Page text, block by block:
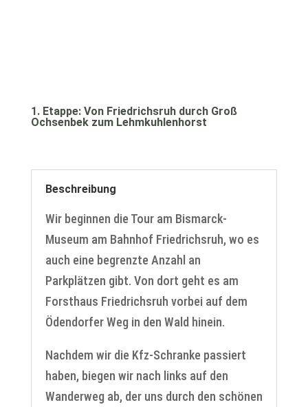
1. Etappe: Von Friedrichsruh durch Groß
Ochsenbek zum Lehmkuhlenhorst
Beschreibung
Wir beginnen die Tour am Bismarck-
Museum am Bahnhof Friedrichsruh, wo es
auch eine begrenzte Anzahl an
Parkplätzen gibt. Von dort geht es am
Forsthaus Friedrichsruh vorbei auf dem
Ödendorfer Weg in den Wald hinein.
Nachdem wir die Kfz-Schranke passiert
haben, biegen wir nach links auf den
Wanderweg ab, der uns durch den schönen